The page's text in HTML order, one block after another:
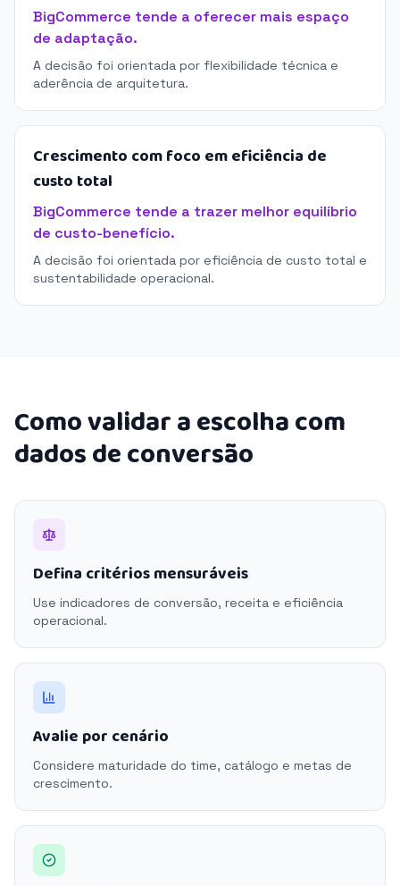
BigCommerce tende a oferecer mais espaço
de adaptação.
A decisão foi orientada por flexibilidade técnica e
aderência de arquitetura.
Crescimento com foco em eficiência de
custo total
BigCommerce tende a trazer melhor equilíbrio
de custo-benefício.
A decisão foi orientada por eficiência de custo total e
sustentabilidade operacional.
Como validar a escolha com
dados de conversão
Defina critérios mensuráveis
Use indicadores de conversão, receita e eficiência
operacional.
Avalie por cenário
Considere maturidade do time, catálogo e metas de
crescimento.